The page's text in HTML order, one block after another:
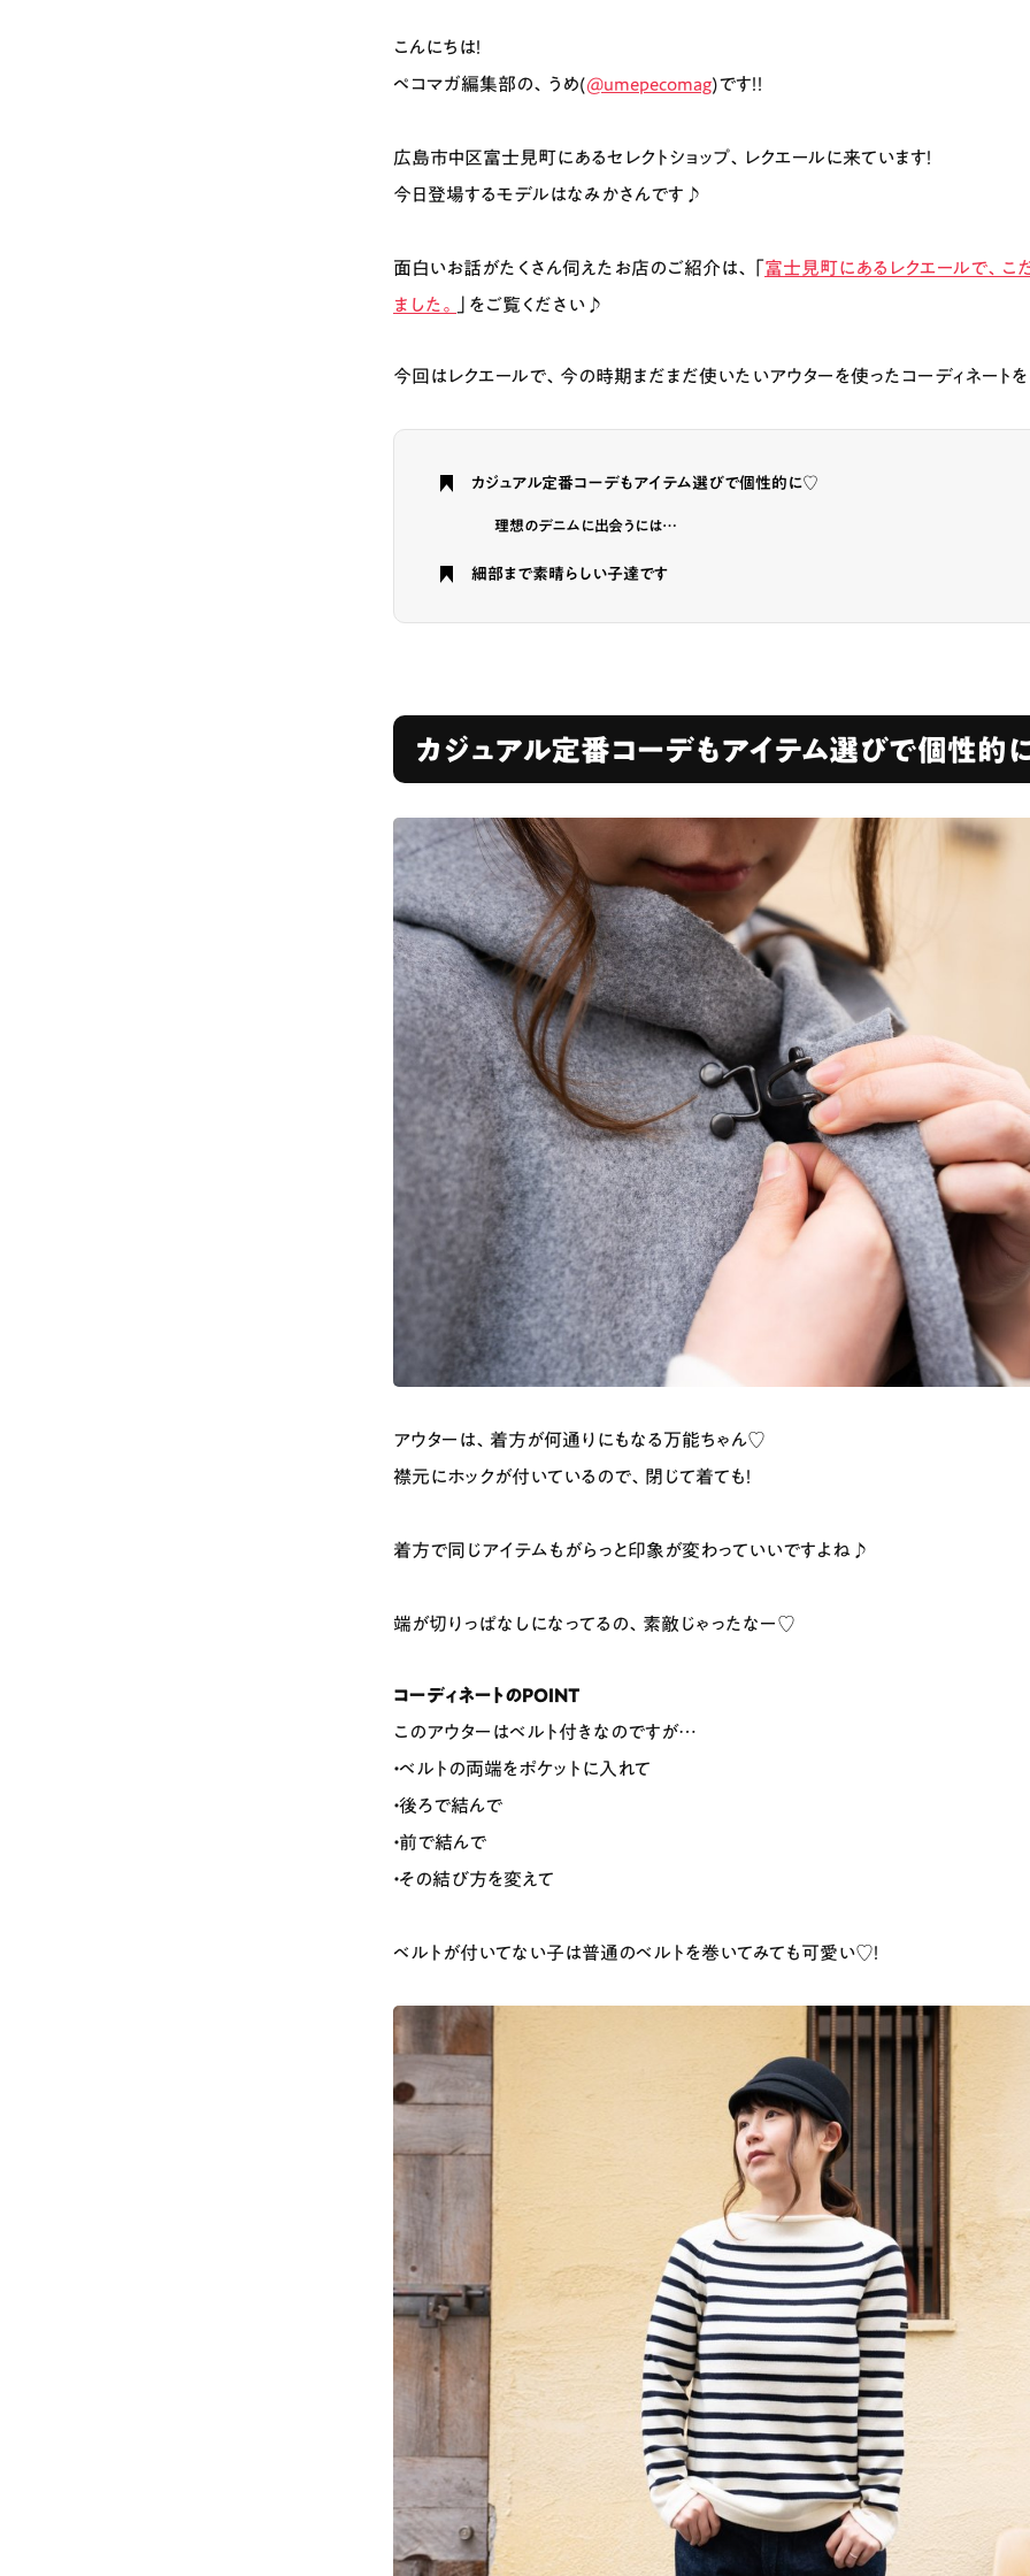
# カフェ # ランチ # スイーツ # ファミリーにおすすめ # 女子旅におすすめ # 中区
# テイクアウト # パン # コーヒー # 宮島
こんにちは！
ペコマガ編集部の、うめ(@umepecomag)です！！
広島市中区富士見町にあるセレクトショップ、 レクエールに来ています！
今日登場するモデルはなみかさんです♪
面白いお話がたくさん伺えたお店のご紹介は、「 富士見町にあるレクエールで、こ
ました。
」をご覧ください♪
今回はレクエールで、今の時期まだまだ使いたいアウターを使ったコーディネートを
カジュアル定番コーデもアイテム選びで個性的に♡
理想のデニムに出会うには…
細部まで素晴らしい子達です
カジュアル定番コーデもアイテム選びで個性的
アウターは、着方が何通りにもなる万能ちゃん♡
襟元にホックが付いているので、閉じて着ても！
着方で同じアイテムもがらっと印象が変わっていいですよね♪
端が切りっぱなしになってるの、素敵じゃったなー♡
コーディネートのPOINT
このアウターはベルト付きなのですが…
・ベルトの両端をポケットに入れて
・後ろで結んで
・前で結んで
・その結び方を変えて
ベルトが付いてない子は普通のベルトを巻いてみても可愛い♡！